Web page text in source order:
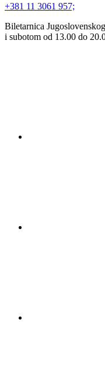
+381 11 3061 957;
Biletarnica
i subotom od 13.00 do